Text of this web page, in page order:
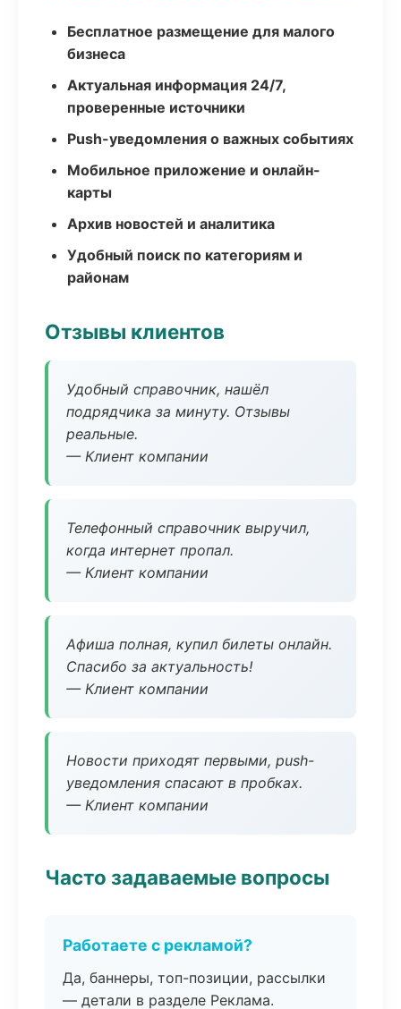
Бесплатное размещение для малого
бизнеса
Актуальная информация 24/7,
проверенные источники
Push-уведомления о важных событиях
Мобильное приложение и онлайн-
карты
Архив новостей и аналитика
Удобный поиск по категориям и
районам
Отзывы клиентов
Удобный справочник, нашёл
подрядчика за минуту. Отзывы
реальные.
— Клиент компании
Телефонный справочник выручил,
когда интернет пропал.
— Клиент компании
Афиша полная, купил билеты онлайн.
Спасибо за актуальность!
— Клиент компании
Новости приходят первыми, push-
уведомления спасают в пробках.
— Клиент компании
Часто задаваемые вопросы
Работаете с рекламой?
Да, баннеры, топ-позиции, рассылки
— детали в разделе Реклама.